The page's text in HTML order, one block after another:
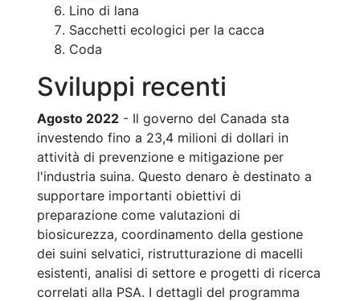
Lino di lana
Sacchetti ecologici per la cacca
Coda
Sviluppi recenti
Agosto 2022 - Il governo del Canada sta
investendo fino a 23,4 milioni di dollari in
attività di prevenzione e mitigazione per
l'industria suina. Questo denaro è destinato a
supportare importanti obiettivi di
preparazione come valutazioni di
biosicurezza, coordinamento della gestione
dei suini selvatici, ristrutturazione di macelli
esistenti, analisi di settore e progetti di ricerca
correlati alla PSA. I dettagli del programma